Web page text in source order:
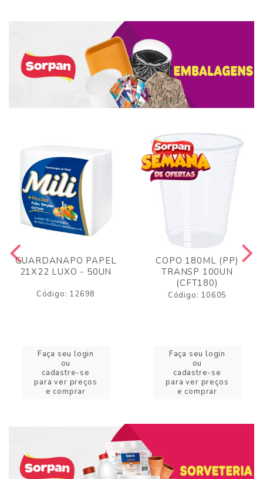
GUARDANAPO PAPEL
21X22 LUXO - 50UN
Código: 12698
Faça seu login
ou
cadastre-se
para ver preços
e comprar
COPO 180ML (PP)
TRANSP 100UN
(CFT180)
Código: 10605
Faça seu login
ou
cadastre-se
para ver preços
e comprar